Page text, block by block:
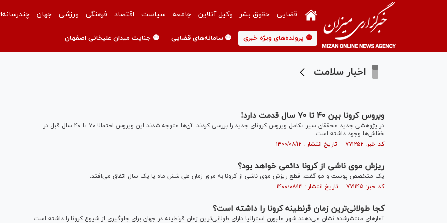
قضایی حقوق بشر وکیل آنلاین جامعه سیاست اقتصاد فرهنگی ورزشی جهان
🟡 پرونده‌های ویژه خبری 🟡 سامانه‌های قضایی 🟡 جنایت میدان علیخانی اصفهان
اخبار سلامت
ویروس کرونا بین ۴۰ تا ۷۰ سال قدمت دارد!
در پژوهشی جدید محققان سیر تکامل ویروس کرونای جدید را بررسی کردند. آن‌ها متوجه شدند این ویروس احتمالا ۷۰ تا ۴۰ سال قبل در
خفاش‌ها وجود داشته است.
کد خبر: ۷۷۱۲۵۲ تاریخ انتشار : ۱۴۰۰/۰۸/۱۲
ریزش موی ناشی از کرونا دائمی خواهد بود؟
یک متخصص پوست و مو گفت: قطع ریزش موی ناشی از کرونا به مرور زمان طی شش ماه یا یک سال اتفاق می‌افتد.
کد خبر: ۷۷۱۱۴۵ تاریخ انتشار : ۱۴۰۰/۰۸/۱۳
کجا طولانی‌ترین زمان قرنطینه کرونا را داشته است؟
آمار‌های منتشرشده نشان می‌دهند شهر ملبورن استرالیا دارای طولانی‌ترین زمان قرنطینه در جهان برای جلوگیری از شیوع کرونا را داشته است.